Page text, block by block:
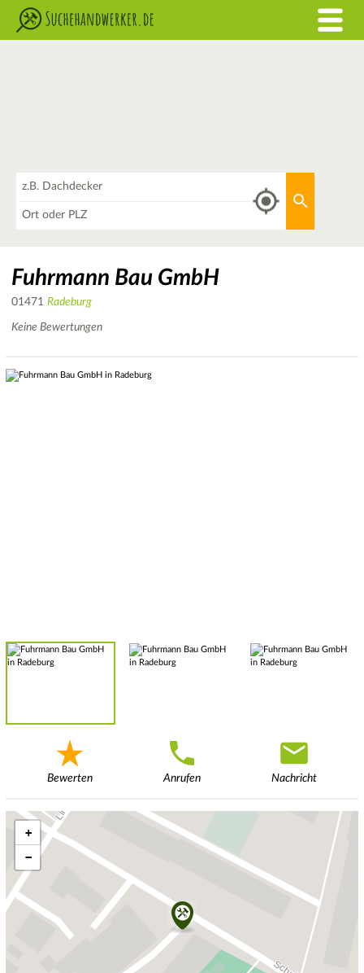
Fuhrmann Bau GmbH
01471 Radeburg
Keine Bewertungen
Bewerten Anrufen Nachricht
+
−